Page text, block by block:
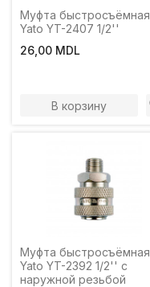
Муфта быстросъёмная
Yato YT-2407 1/2''
26,00 MDL
В корзину
Муфта быстросъёмная
Yato YT-2392 1/2'' с
наружной резьбой